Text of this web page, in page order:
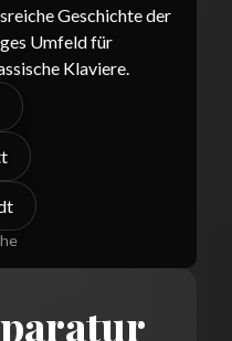
Geschichte der
Umfeld für
Klaviere.